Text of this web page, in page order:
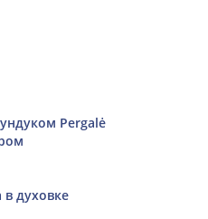
Pergalė
в духовке